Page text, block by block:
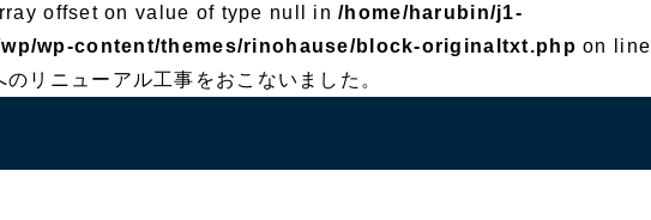
offset on value of type null in/home/harubin/j1-
wp-content/themes/rinohause/block-originaltxt.php on line
リニューアル工事をおこないました。